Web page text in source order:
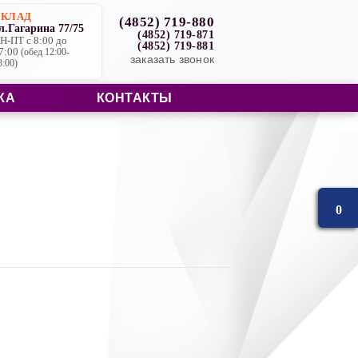
77/75
ПТ с 8:00 до
(обед 12:00-
(4852) 719-880
(4852) 719-871
(4852) 719-881
заказать звонок
КОНТАКТЫ
0